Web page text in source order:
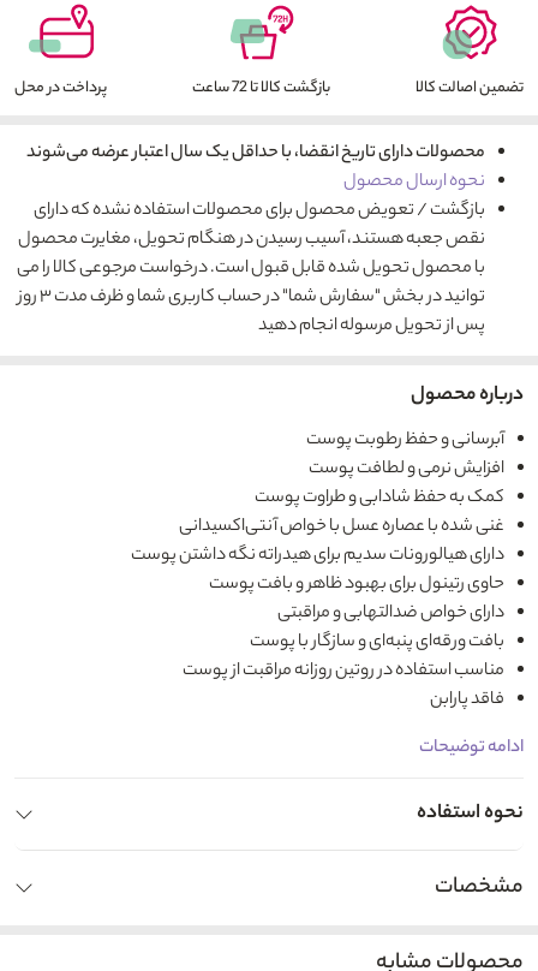
تضمین اصالت کالا بازگشت کالا تا 72 ساعت پرداخت در محل
محصولات دارای تاریخ انقضا، با حداقل یک سال اعتبار عرضه می‌شوند
نحوه ارسال محصول
بازگشت / تعویض محصول برای محصولات استفاده نشده که دارای
نقص جعبه هستند، آسیب رسیدن در هنگام تحویل، مغایرت محصول
با محصول تحویل شده قابل قبول است. درخواست مرجوعی کالا را می
توانید در بخش "سفارش شما" در حساب کاربری شما و ظرف مدت ۳ روز
پس از تحویل مرسوله انجام دهید
درباره محصول
آبرسانی و حفظ رطوبت پوست
افزایش نرمی و لطافت پوست
کمک به حفظ شادابی و طراوت پوست
غنی شده با عصاره عسل با خواص آنتی‌اکسیدانی
دارای هیالورونات سدیم برای هیدراته نگه داشتن پوست
حاوی رتینول برای بهبود ظاهر و بافت پوست
دارای خواص ضدالتهابی و مراقبتی
بافت ورقه‌ای پنبه‌ای و سازگار با پوست
مناسب استفاده در روتین روزانه مراقبت از پوست
فاقد پارابن
ادامه توضیحات
نحوه استفاده
مشخصات
محصولات مشابه